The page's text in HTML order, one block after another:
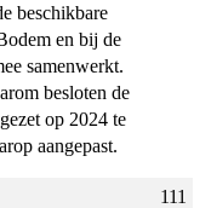
beschikbare
en bij de
samenwerkt.
besloten de
op 2024 te
aangepast.
111